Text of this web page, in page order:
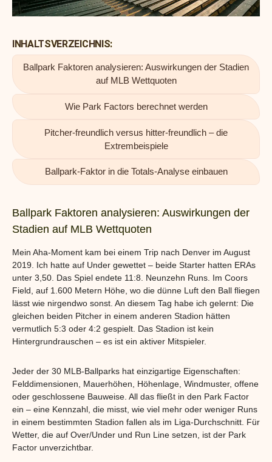
INHALTSVERZEICHNIS
Ballpark Faktoren analysieren: Auswirkungen der Stadien
auf MLB Wettquoten
Wie Park Factors berechnet werden
Pitcher-freundlich versus hitter-freundlich – die
Extrembeispiele
Ballpark-Faktor in die Totals-Analyse einbauen
Ballpark Faktoren analysieren: Auswirkungen der
Stadien auf MLB Wettquoten
Mein Aha-Moment kam bei einem Trip nach Denver im August
2019. Ich hatte auf Under gewettet – beide Starter hatten ERAs
unter 3,50. Das Spiel endete 11:8. Neunzehn Runs. Im Coors
Field, auf 1.600 Metern Höhe, wo die dünne Luft den Ball fliegen
lässt wie nirgendwo sonst. An diesem Tag habe ich gelernt: Die
gleichen beiden Pitcher in einem anderen Stadion hätten
vermutlich 5:3 oder 4:2 gespielt. Das Stadion ist kein
Hintergrundrauschen – es ist ein aktiver Mitspieler.
Jeder der 30 MLB-Ballparks hat einzigartige Eigenschaften:
Felddimensionen, Mauerhöhen, Höhenlage, Windmuster, offene
oder geschlossene Bauweise. All das fließt in den Park Factor
ein – eine Kennzahl, die misst, wie viel mehr oder weniger Runs
in einem bestimmten Stadion fallen als im Liga-Durchschnitt. Für
Wetter, die auf Over/Under und Run Line setzen, ist der Park
Factor unverzichtbar.